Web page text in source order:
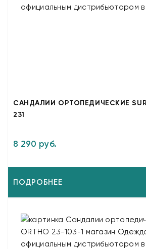
САНДАЛИИ ОРТОПЕДИЧЕСКИЕ
231
8 290 руб.
ПОДРОБНЕЕ